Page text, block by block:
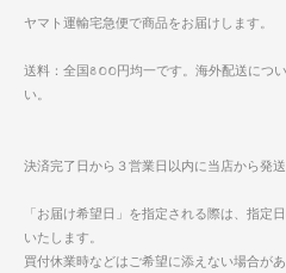
ヤマト運輸宅急便で商品をお届けします。
送料：全国800円均一です。海外配送につ
い。
決済完了日から３営業日以内に当店から発送
「お届け希望日」を指定される際は、指定
いたします。
買付休業時などはご希望に添えない場合があ